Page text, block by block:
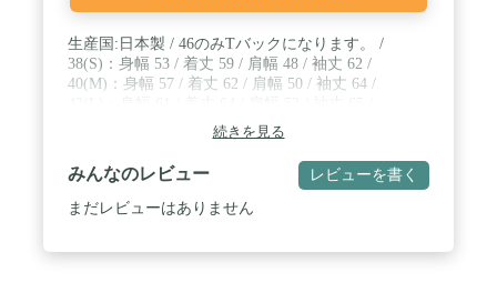
生産国:日本製 / 46のみTバックになります。 /
38(S)：身幅 53 / 着丈 59 / 肩幅 48 / 袖丈 62 /
40(M)：身幅 57 / 着丈 62 / 肩幅 50 / 袖丈 64 /
44(XL)：身幅 65 / 着丈 66 / 肩幅 54 / 袖丈 66 /
46(XXL)：身幅 69 / 着丈 68 / 肩幅 56 / 袖丈 67
続きを見る
みんなのレビュー レビューを書く
まだレビューはありません